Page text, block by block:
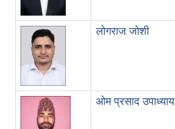
लोगराज जोशी
ओम प्रसाद उपाध्याय